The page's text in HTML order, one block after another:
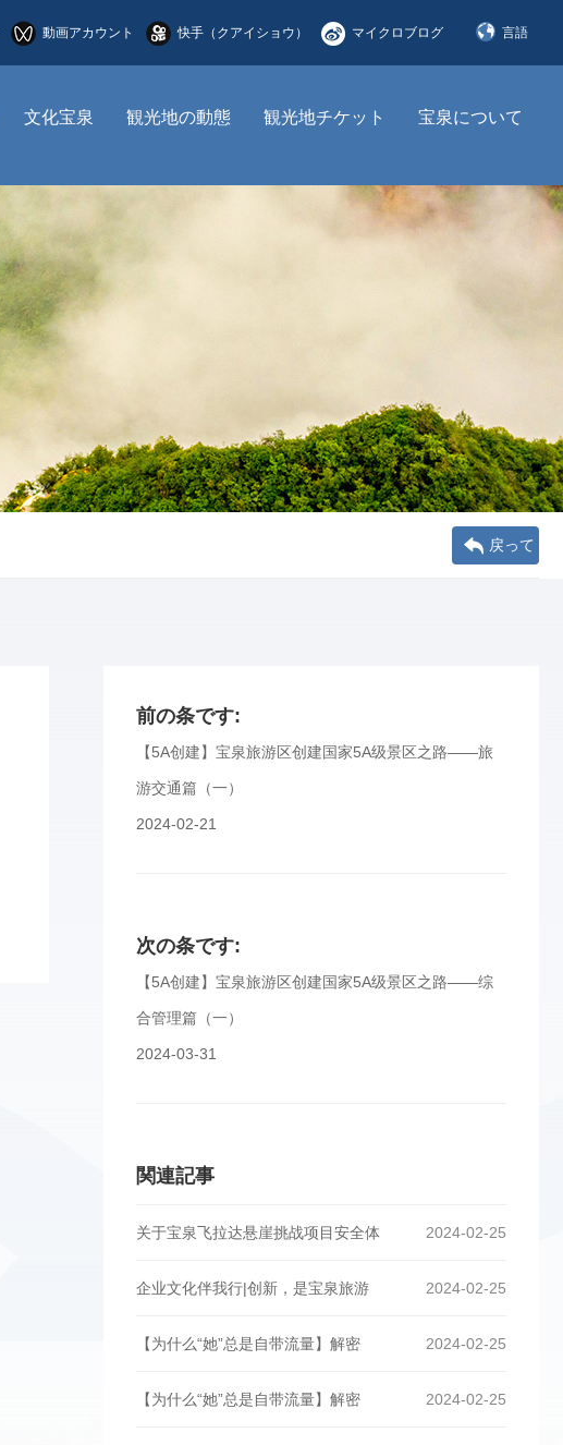
言語
English
動画アカウント 快手（クアイショウ） マイクロブログ
文化宝泉 観光地の動態 観光地チケット 宝泉について
戻って
前の条です:
【5A创建】宝泉旅游区创建国家5A级景区之路——旅
游交通篇（一）
2024-02-21
次の条です:
【5A创建】宝泉旅游区创建国家5A级景区之路——综
合管理篇（一）
2024-03-31
関連記事
2024-02-25
关于宝泉飞拉达悬崖挑战项目安全体
2024-02-25
企业文化伴我行|创新，是宝泉旅游
2024-02-25
【为什么“她”总是自带流量】解密
2024-02-25
【为什么“她”总是自带流量】解密